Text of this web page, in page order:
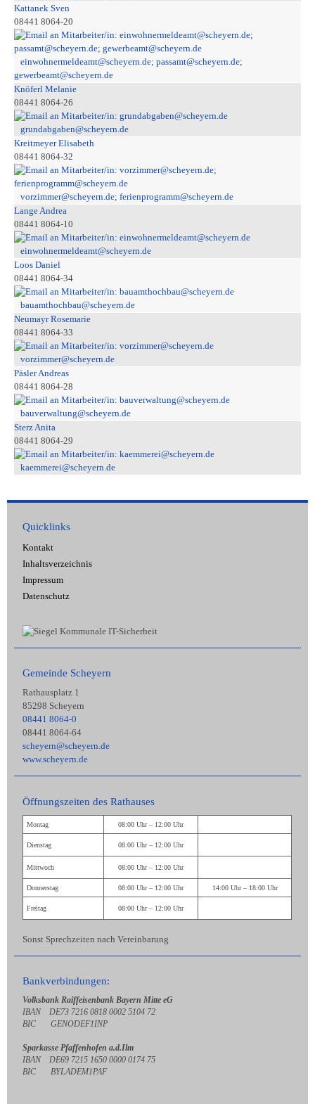
Kattanek Sven
08441 8064-20
einwohnermeldeamt@scheyern.de; passamt@scheyern.de;
gewerbeamt@scheyern.de
Knöferl Melanie
08441 8064-26
grundabgaben@scheyern.de
Kreitmeyer Elisabeth
08441 8064-32
vorzimmer@scheyern.de; ferienprogramm@scheyern.de
Lange Andrea
08441 8064-10
einwohnermeldeamt@scheyern.de
Loos Daniel
08441 8064-34
bauamthochbau@scheyern.de
Neumayr Rosemarie
08441 8064-33
vorzimmer@scheyern.de
Päsler Andreas
08441 8064-28
bauverwaltung@scheyern.de
Sterz Anita
08441 8064-29
kaemmerei@scheyern.de
Quicklinks
Kontakt
Inhaltsverzeichnis
Impressum
Datenschutz
Gemeinde Scheyern
Rathausplatz 1
85298 Scheyern
08441 8064-0
08441 8064-64
scheyern@scheyern.de
www.scheyern.de
Öffnungszeiten des Rathauses
Montag 08:00 Uhr – 12:00 Uhr
Dienstag 08:00 Uhr – 12:00 Uhr
Mittwoch 08:00 Uhr – 12:00 Uhr
Donnerstag 08:00 Uhr – 12:00 Uhr 14:00 Uhr – 18:00 Uhr
Freitag 08:00 Uhr – 12:00 Uhr
Sonst Sprechzeiten nach Vereinbarung
Bankverbindungen:
Volksbank Raiffeisenbank Bayern Mitte eG
IBAN DE73 7216 0818 0002 5104 72
BIC GENODEF1INP
Sparkasse Pfaffenhofen a.d.Ilm
IBAN DE69 7215 1650 0000 0174 75
BIC BYLADEM1PAF